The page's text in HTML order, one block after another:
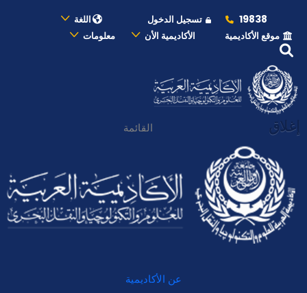
19838 تسجيل الدخول
اللغة
موقع الأكاديمية
الأكاديمية الأن معلومات
إغلاق القائمة
عن الأكاديمية